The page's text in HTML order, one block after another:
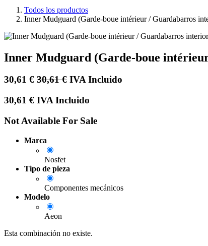
Todos los productos
Inner Mudguard (Garde-boue intérieur / Guardabarros
Inner Mudguard (Garde-boue
30,61 € 30,61€ IVA Incluido
30,61 € IVA Incluido
Not Available For Sale
Marca
Nosfet
Tipo de pieza
Componentes mecánicos
Modelo
Aeon
Esta combinación no existe.